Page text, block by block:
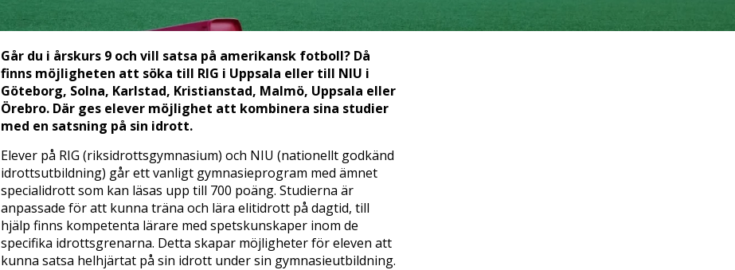
Går du i årskurs 9 och vill satsa på amerikansk fotboll? Då
finns möjligheten att söka till RIG i Uppsala eller till NIU i
Göteborg, Solna, Karlstad, Kristianstad, Malmö, Uppsala eller
Örebro. Där ges elever möjlighet att kombinera sina studier
med en satsning på sin idrott.
Elever på RIG (riksidrottsgymnasium) och NIU (nationellt godkänd
idrottsutbildning) går ett vanligt gymnasieprogram med ämnet
specialidrott som kan läsas upp till 700 poäng. Studierna är
anpassade för att kunna träna och lära elitidrott på dagtid, till
hjälp finns kompetenta lärare med spetskunskaper inom de
specifika idrottsgrenarna. Detta skapar möjligheter för eleven att
kunna satsa helhjärtat på sin idrott under sin gymnasieutbildning.